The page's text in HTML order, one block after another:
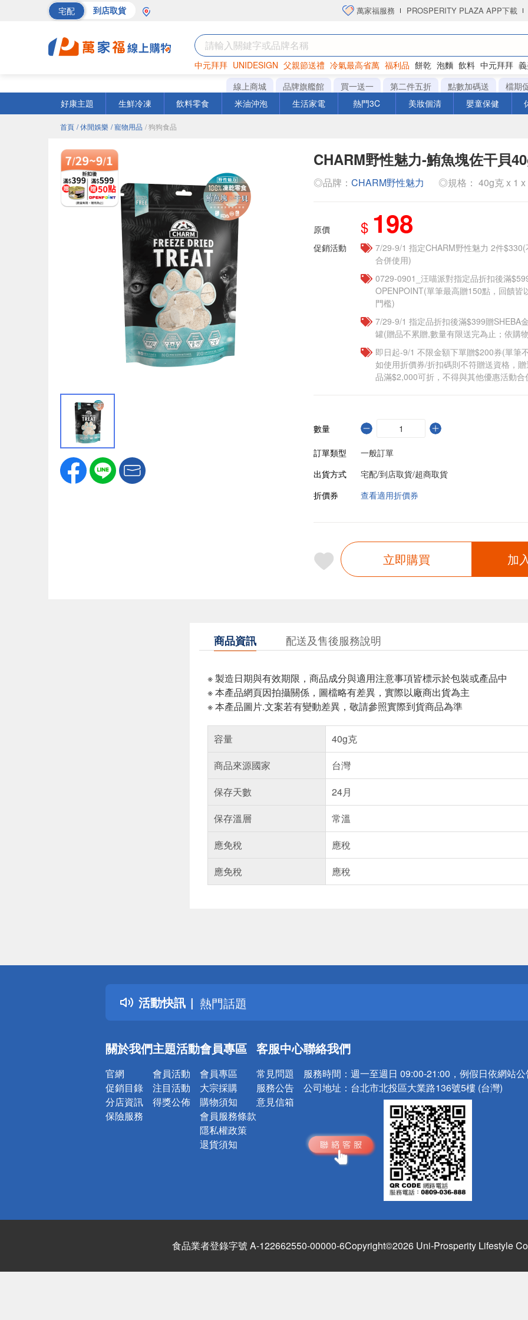
宅配 到店取貨 萬家福服務 PROSPERITY PLAZA APP下載
中元拜拜 UNIDESIGN 父親節送禮 冷氣最高省萬 福利品 餅乾 泡麵 飲料 中元拜拜
罐頭 海苔 洋芋片
線上商城 品牌旗艦館 買一送一 第二件五折 點數加碼送
檔期
好康主題
生鮮冷凍 飲料零食 米油沖泡 生活家電 熱門3C 美妝個清 嬰童保健
首頁 / 休閒娛樂 / 寵物用品 / 狗狗食品
CHARM野性魅力-鮪魚塊佐干貝
◎品牌： CHARM野性魅力 ◎規格： 40g克 x 1 x
原價 $ 198
促銷活動
7/29-9/1 指定CHARM野性魅力 2件
合併使用)
0729-0901_汪喵派對指定品折扣後滿
OPENPOINT(單筆最高贈150點，回饋皆
門檻)
7/29-9/1 指定品折扣後滿$399贈SHEBA
罐(贈品不累贈,數量有限送完為止；依購
即日起-9/1 不限金額下單贈$200券(單筆
如使用折價券/折扣碼則不符贈送資格，
品滿$2,000可折，不得與其他優惠活動合
數量
訂單類型
一般訂單
出貨方式
宅配/到店取貨/超商取貨
折價券
查看適用折價券
立即購買 加
商品資訊 配送及售後服務說明
※ 製造日期與有效期限，商品成分與適用注意事項皆標示於包裝或產品中
※ 本產品網頁因拍攝關係，圖檔略有差異，實際以廠商出貨為主
※ 本產品圖片.文案若有變動差異，敬請參照實際到貨商品為準
容量
40g克
商品來源國家
台灣
保存天數
24月
保存溫層
常溫
應免稅
應稅
應免稅
應稅
活動快訊
詐騙網頁！請小心！
得獎公告
熱門話題
銀行優惠
詐騙網頁！請小心！
關於我們
官網
促銷目錄
分店資訊
保險服務
主題活動
會員活動
注目活動
得獎公佈
會員專區
會員專區
大宗採購
購物須知
會員服務條款
隱私權政策
退貨須知
客服中心
常見問題
服務公告
意見信箱
聯絡我們
服務時間： 週一至週日 09:00-21:00，例假日依網站
公司地址： 台北市北投區大業路136號5樓 (台灣)
食品業者登錄字號 A-122662550-00000-6Copyright©2026 Uni-Prosperity Lifestyle